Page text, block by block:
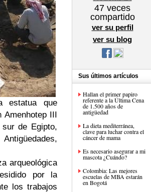
estatua que
Amenhotep III
de Egipto,
arqueológica
por la
los trabajos
47 veces
compartido
ver su perfil
ver su blog
Sus últimos artículos
Hallan el primer papiro
referente a la Última Cena
de 1.500 años de
antigüedad
La dieta mediterránea,
clave para luchar contra el
cáncer de mama
Es necesario asegurar a mi
mascota ¿Cuándo?
Colombia: Las mejores
escuelas de MBA estarán
en Bogotá